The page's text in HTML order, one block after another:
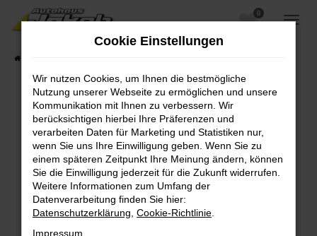
Zum
Hauptinhalt
0
Fehler: Network Error
Beim Laden ist ein Fehler aufgetreten.
Hier sind ein paar Tipps, die dir helfen können:
Überprüfe deine Firewall und deine
Internetverbindung.
Laden andere Webseiten, zum Beispiel deine
Cookie Einstellungen
Wir nutzen Cookies, um Ihnen die bestmögliche
Nutzung unserer Webseite zu ermöglichen und unsere
Kommunikation mit Ihnen zu verbessern. Wir
berücksichtigen hierbei Ihre Präferenzen und
verarbeiten Daten für Marketing und Statistiken nur,
wenn Sie uns Ihre Einwilligung geben. Wenn Sie zu
einem späteren Zeitpunkt Ihre Meinung ändern, können
Sie die Einwilligung jederzeit für die Zukunft widerrufen.
Weitere Informationen zum Umfang der
Datenverarbeitung finden Sie hier:
Datenschutzerklärung Cookie-Richtlinie
Impressum